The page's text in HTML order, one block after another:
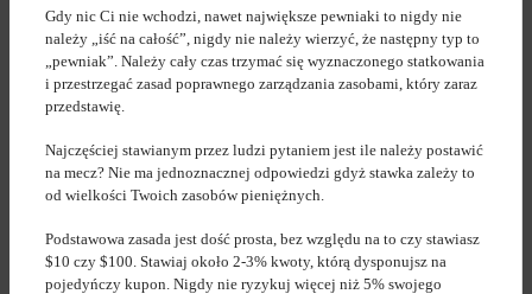
Gdy nic Ci nie wchodzi, nawet największe pewniaki to nigdy nie
należy „iść na całość”, nigdy nie należy wierzyć, że następny typ to
„pewniak”. Należy cały czas trzymać się wyznaczonego statkowania
i przestrzegać zasad poprawnego zarządzania zasobami, który zaraz
przedstawię.
Najczęściej stawianym przez ludzi pytaniem jest ile należy postawić
na mecz? Nie ma jednoznacznej odpowiedzi gdyż stawka zależy to
od wielkości Twoich zasobów pieniężnych.
Podstawowa zasada jest dość prosta, bez względu na to czy stawiasz
$10 czy $100. Stawiaj około 2-3% kwoty, którą dysponujsz na
pojedyńczy kupon. Nigdy nie ryzykuj więcej niż 5% swojego